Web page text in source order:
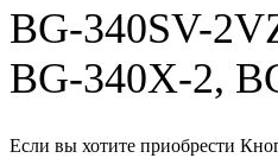
BG-340SV-
BG-340X-2,
Если вы хотите приобрести